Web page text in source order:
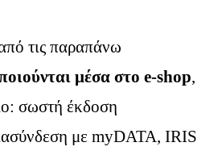
τις παραπάνω
μέσα στο e-shop,
σωστή έκδοση
με myDATA, IRIS